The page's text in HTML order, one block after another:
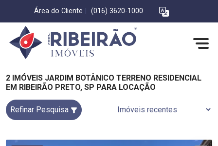
Área do Cliente (016) 3620-1000
2 IMÓVEIS JARDIM BOTÂNICO TERRENO RESIDENCIAL
EM RIBEIRÃO PRETO, SP PARA LOCAÇÃO
Refinar Pesquisa